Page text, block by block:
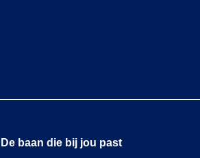
De baan die bij jou past